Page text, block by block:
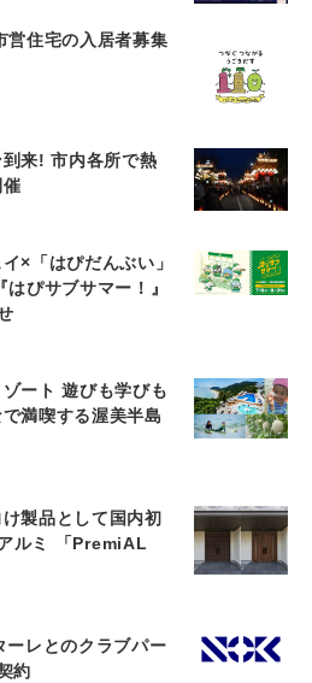
営住宅の入居者募集
来! 市内各所で熱
×「はぴだんぶい」
ぴサブサマー！』
ート 遊びも学びも
満喫する渥美半島
製品として国内初
ルミ 「PremiAL
ーレとのクラブパー
約